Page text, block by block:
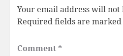
Your email address will not
Required fields are marked
Comment *